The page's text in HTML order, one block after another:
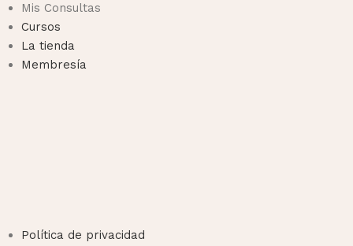
Mis Consultas
Cursos
La tienda
Membresía
Política de privacidad